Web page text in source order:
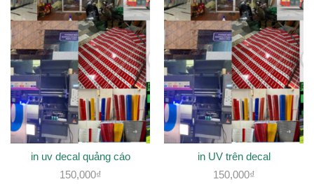
in uv decal quảng cáo
150,000₫
in UV trên decal
150,000₫